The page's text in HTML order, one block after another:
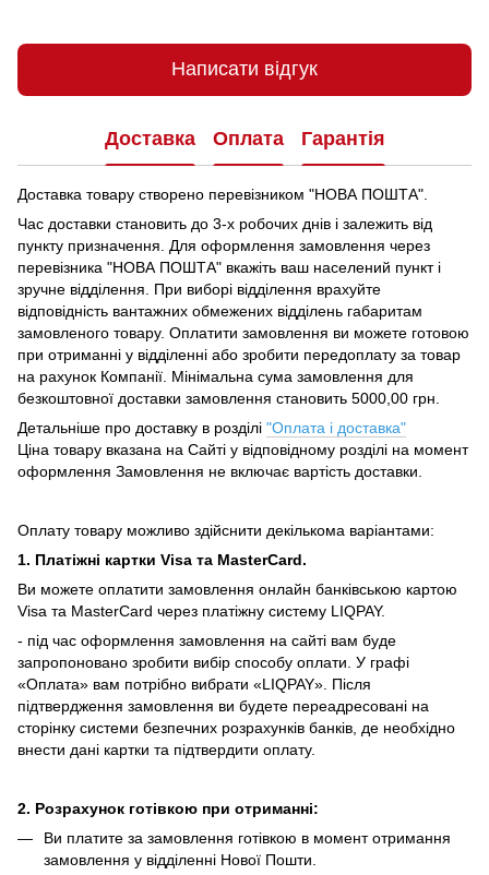
Написати відгук
Доставка Оплата Гарантія
Доставка товару створено перевізником "НОВА ПОШТА".
Час доставки становить до 3-х робочих днів і залежить від
пункту призначення. Для оформлення замовлення через
перевізника "НОВА ПОШТА" вкажіть ваш населений пункт і
зручне відділення.
При виборі відділення врахуйте
відповідність вантажних обмежених відділень габаритам
замовленого товару. Оплатити замовлення ви можете готовою
при отриманні у відділенні або зробити передоплату за товар
на рахунок Компанії. Мінімальна сума замовлення для
безкоштовної доставки замовлення становить 5000,00 грн.
Детальніше про доставку в розділі "Оплата і доставка"
Ціна товару вказана на Сайті у відповідному розділі на момент
оформлення Замовлення не включає вартість доставки.
Оплату товару можливо здійснити декількома варіантами:
1. Платіжні картки Visa та MasterCard.
Ви можете оплатити замовлення онлайн банківською картою
Visa та MasterCard через платіжну систему LIQPAY.
- під час оформлення замовлення на сайті вам буде
запропоновано зробити вибір способу оплати. У графі
«Оплата» вам потрібно вибрати «LIQPAY». Після
підтвердження замовлення ви будете переадресовані на
сторінку системи безпечних розрахунків банків, де необхідно
внести дані картки та підтвердити оплату.
2. Розрахунок готівкою при отриманні:
Ви платите за замовлення готівкою в момент отримання
замовлення у відділенні Нової Пошти.